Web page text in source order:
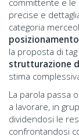
committente e le
precise e
categoria
la proposta di
strutturazione
stima
La parola passa
a lavorare, in
dividendosi le
confrontandosi